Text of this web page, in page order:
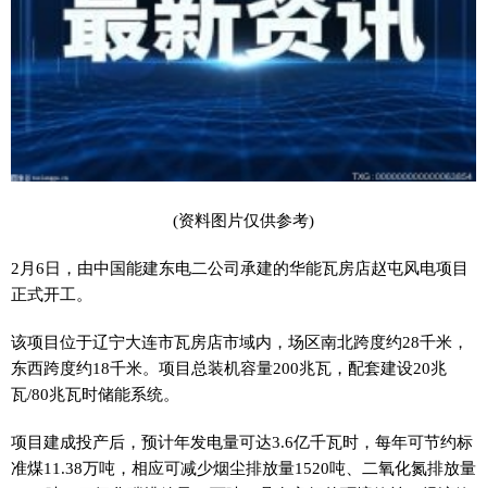
(资料图片仅供参考)
2月6日，由中国能建东电二公司承建的华能瓦房店赵屯风电项目
正式开工。
该项目位于辽宁大连市瓦房店市域内，场区南北跨度约28千米，
东西跨度约18千米。项目总装机容量200兆瓦，配套建设20兆
瓦/80兆瓦时储能系统。
项目建成投产后，预计年发电量可达3.6亿千瓦时，每年可节约标
准煤11.38万吨，相应可减少烟尘排放量1520吨、二氧化氮排放量